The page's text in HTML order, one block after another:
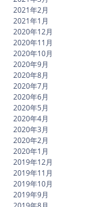
2021年2月
2021年1月
2020年12月
2020年11月
2020年10月
2020年9月
2020年8月
2020年7月
2020年6月
2020年5月
2020年4月
2020年3月
2020年2月
2020年1月
2019年12月
2019年11月
2019年10月
2019年9月